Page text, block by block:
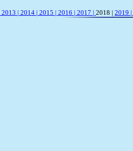
2013 | 2014 | 2015 | 2016 | 2017 | 2018 | 2019 |